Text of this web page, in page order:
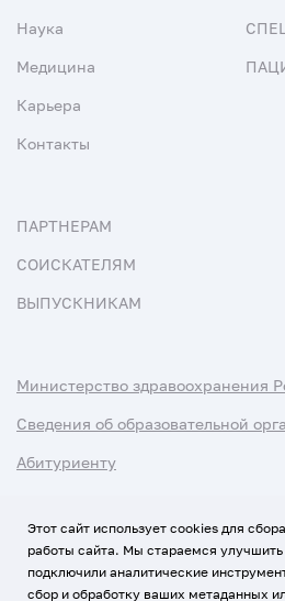
Наука
Медицина
Карьера
Контакты
ПАРТНЕРАМ
СОИСКАТЕЛЯМ
ВЫПУСКНИКАМ
Министерство здравоохранения
Сведения об образовательной
Абитуриенту
Политика обработки персональных
Этот сайт использует cookies для
работы сайта. Мы стараемся
подключили аналитические
сбор и обработку ваших метаданных